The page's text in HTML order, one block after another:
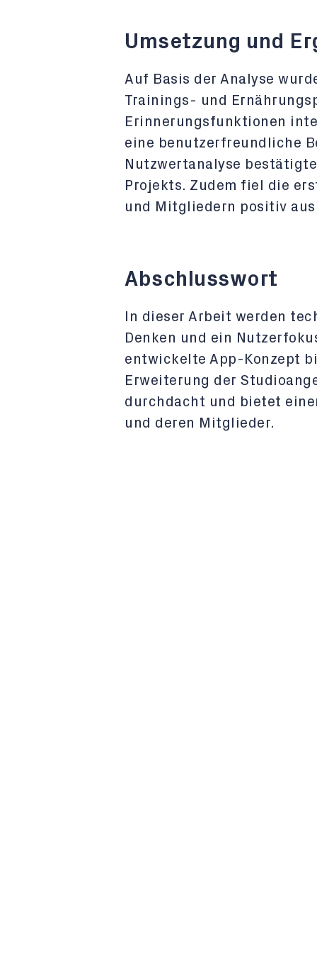
Umsetzung und
Auf Basis der Analyse
Trainings- und
Erinnerungsfunktionen
eine benutzerfreundliche
Nutzwertanalyse
Projekts. Zudem fiel die
und Mitgliedern positiv
Abschlusswort
In dieser Arbeit werden
Denken und ein
entwickelte App-Konzept
Erweiterung der
durchdacht und bietet
und deren Mitglieder.